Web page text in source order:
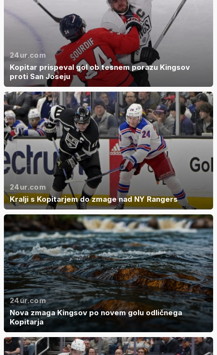
24ur.com
Kopitar prispeval gol ob tesnem porazu Kingsov
proti San Joseju
24ur.com
Kralji s Kopitarjem do zmage nad NY Rangers
24ur.com
Nova zmaga Kingsov po novem golu odličnega
Kopitarja